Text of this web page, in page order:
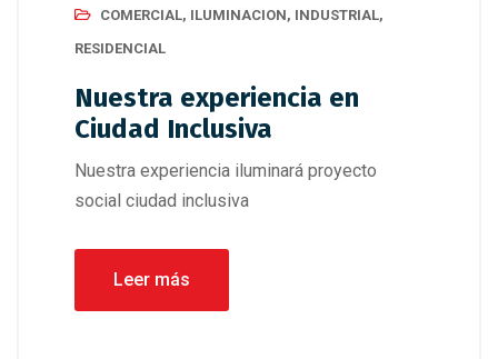
COMERCIAL, ILUMINACION, INDUSTRIAL,
RESIDENCIAL
Nuestra experiencia en
Ciudad Inclusiva
Nuestra experiencia iluminará proyecto
social ciudad inclusiva
Leer más